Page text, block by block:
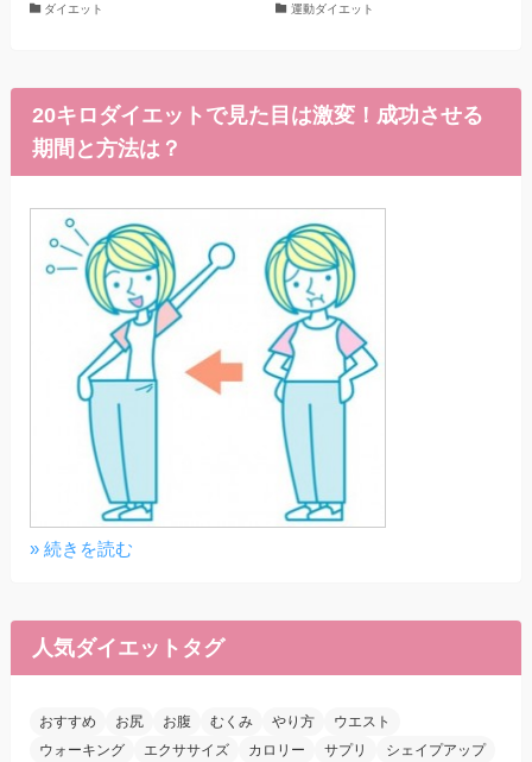
ダイエット 運動ダイエット
20キロダイエットで見た目は激変！成功させる
期間と方法は？
» 続きを読む
人気ダイエットタグ
おすすめ お尻 お腹 むくみ やり方
ウエスト
ウォーキング
エクササイズ カロリー サプリ
シェイプアップ